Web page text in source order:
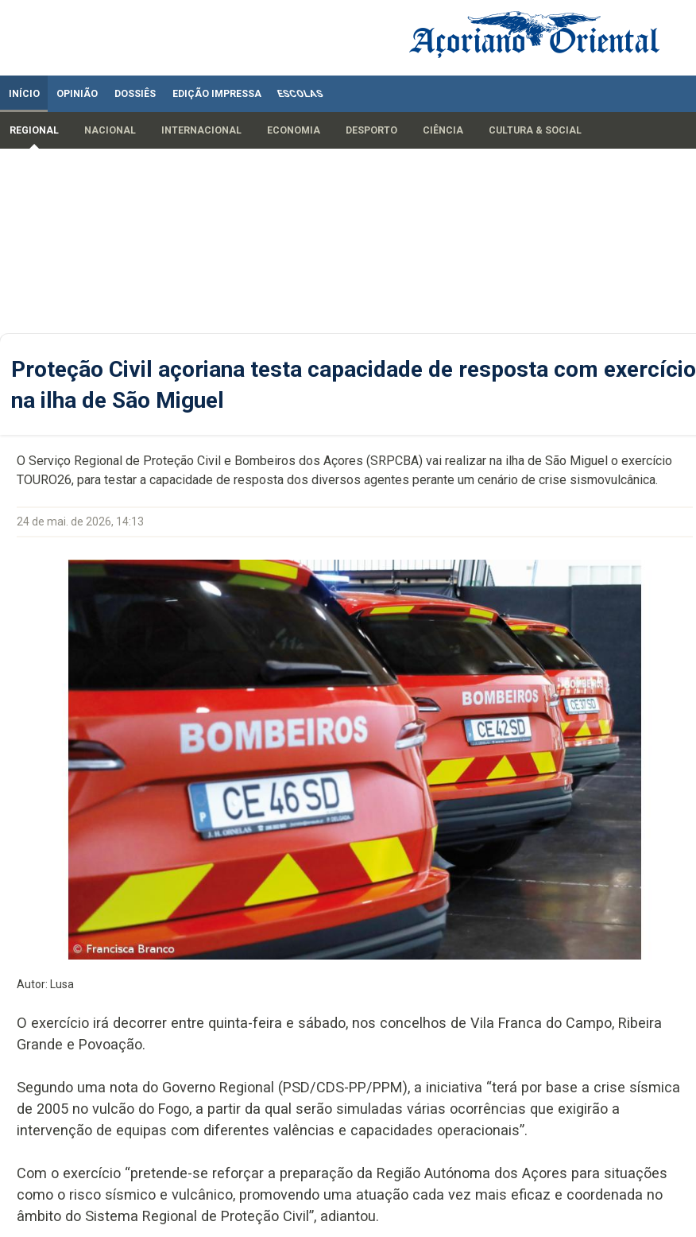
INÍCIO OPINIÃO DOSSIÊS EDIÇÃO IMPRESSA ESCOLAS
REGIONAL NACIONAL INTERNACIONAL ECONOMIA DESPORTO CIÊNCIA CULTURA & SOCIAL
Proteção Civil açoriana testa capacidade de resposta com exercício
na ilha de São Miguel
O Serviço Regional de Proteção Civil e Bombeiros dos Açores (SRPCBA) vai realizar na ilha de São Miguel o exercício
TOURO26, para testar a capacidade de resposta dos diversos agentes perante um cenário de crise sismovulcânica.
24 de mai. de 2026, 14:13
Autor: Lusa
O exercício irá decorrer entre quinta-feira e sábado, nos concelhos de Vila Franca do Campo, Ribeira
Grande e Povoação.
Segundo uma nota do Governo Regional (PSD/CDS-PP/PPM), a iniciativa “terá por base a crise sísmica
de 2005 no vulcão do Fogo, a partir da qual serão simuladas várias ocorrências que exigirão a
intervenção de equipas com diferentes valências e capacidades operacionais”.
Com o exercício “pretende-se reforçar a preparação da Região Autónoma dos Açores para situações
como o risco sísmico e vulcânico, promovendo uma atuação cada vez mais eficaz e coordenada no
âmbito do Sistema Regional de Proteção Civil”, adiantou.